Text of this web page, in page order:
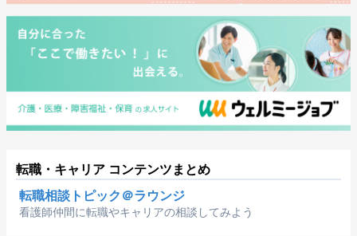
転職・キャリア コンテンツまとめ
転職相談トピック＠ラウンジ
看護師仲間に転職やキャリアの相談してみよう